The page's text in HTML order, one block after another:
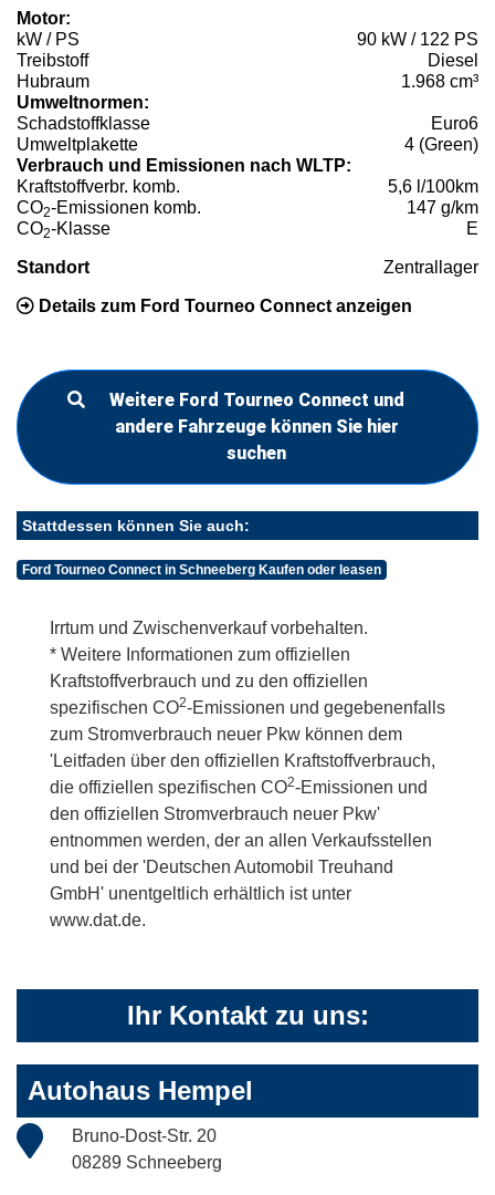
Motor:
kW / PS
90 kW / 122 PS
Treibstoff
Diesel
Hubraum
1.968 cm³
Umweltnormen:
Schadstoffklasse
Euro6
Umweltplakette
4 (Green)
Verbrauch und Emissionen nach WLTP:
Kraftstoffverbr. komb.
5,6 l/100km
CO2-Emissionen komb.
147 g/km
CO2-Klasse E
Standort Zentrallager
Details zum Ford Tourneo Connect anzeigen
Weitere Ford Tourneo Connect und
andere Fahrzeuge können Sie hier
suchen
Stattdessen können Sie auch:
Ford Tourneo Connect in Schneeberg Kaufen oder leasen
Irrtum und Zwischenverkauf vorbehalten.
* Weitere Informationen zum offiziellen
Kraftstoffverbrauch und zu den offiziellen
spezifischen CO2-Emissionen und gegebenenfalls
zum Stromverbrauch neuer Pkw können dem
'Leitfaden über den offiziellen Kraftstoffverbrauch,
die offiziellen spezifischen CO2-Emissionen und
den offiziellen Stromverbrauch neuer Pkw'
entnommen werden, der an allen Verkaufsstellen
und bei der 'Deutschen Automobil Treuhand
GmbH' unentgeltlich erhältlich ist unter
www.dat.de.
Ihr Kontakt zu uns:
Autohaus Hempel
Bruno-Dost-Str. 20
08289 Schneeberg